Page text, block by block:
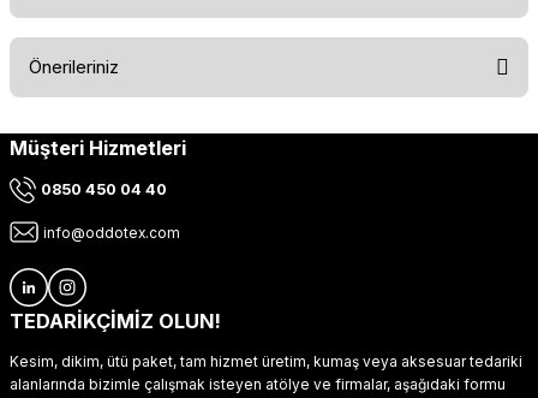
Önerileriniz
Bu ürünün fiyat bilgisi, resim, ürün açıklamalarında ve diğer
kullanarak tarafımıza iletebilirsiniz.
Ürün resmi kalitesiz, bozuk veya görüntülenemiyor.
Ürün açıklamasında eksik bilgiler bulunuyor.
Ürün fiyatı diğer sitelerden daha pahalı.
Müşteri Hizmetleri
0850 450 04 40
info@oddotex.com
TEDARİKÇİMİZ OLUN!
Kesim, dikim, ütü paket, tam hizmet üretim, kumaş veya aksesuar tedariki
alanlarında bizimle çalışmak isteyen atölye ve firmalar, aşağıdaki formu